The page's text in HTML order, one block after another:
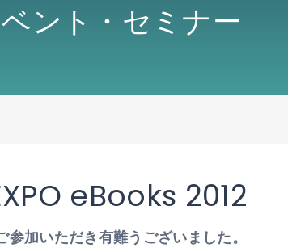
ント・セミナー
eBooks 2012
加いただき有難うございました。